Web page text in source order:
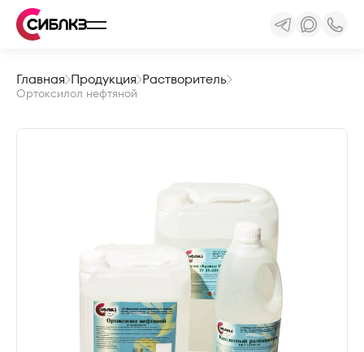
Главная Продукция Растворитель
Ортоксилол нефтяной